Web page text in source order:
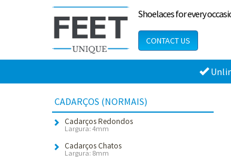
Shoelaces for every
CONTACT US
CADARÇOS (NORMAIS)
Cadarços Redondos
Largura: 4mm
Cadarços Chatos
Largura: 8mm